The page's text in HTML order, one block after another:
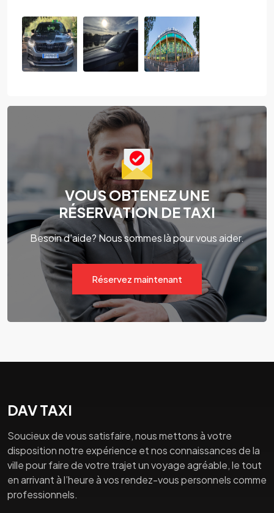
VOUS OBTENEZ UNE
RÉSERVATION DE TAXI
Besoin d'aide? Nous sommes là pour vous aider.
Réservez maintenant
DAV TAXI
Soucieux de vous satisfaire, nous mettons à votre
disposition notre expérience et nos connaissances de la
ville pour faire de votre trajet un voyage agréable, le tout
en arrivant à l’heure à vos rendez-vous personnels comme
professionnels.